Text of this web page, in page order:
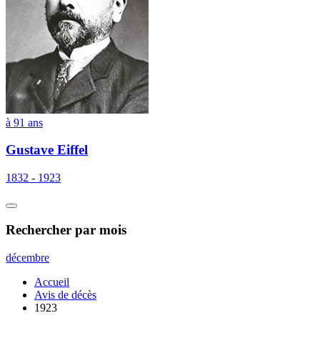
à 91 ans
Gustave Eiffel
1832 - 1923
Rechercher par mois
décembre
Accueil
Avis de décès
1923